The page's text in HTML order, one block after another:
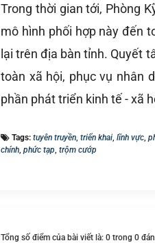
Trong thời gian tới, Phòng
mô hình phối hợp này đến
lại trên địa bàn tỉnh. Quyết
toàn xã hội, phục vụ nhân
phần phát triển kinh tế - xã
Tags: tuyên truyền, triển khai, lĩnh vực,
chính, phức tạp trộm cướp
Tổng số điểm của bài viết là: 0 trong 0